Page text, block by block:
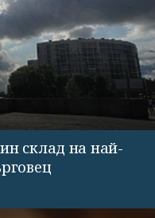
склад на най-